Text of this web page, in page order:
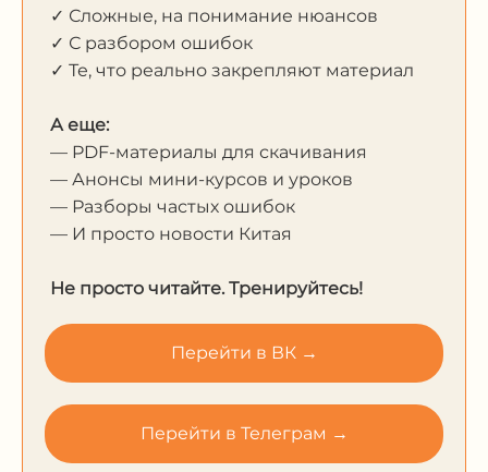
✓ Сложные, на понимание нюансов
✓ С разбором ошибок
✓ Те, что реально закрепляют материал
А еще:
— PDF-материалы для скачивания
— Анонсы мини-курсов и уроков
— Разборы частых ошибок
— И просто новости Китая
Не просто читайте. Тренируйтесь!
Перейти в ВК →
Перейти в Телеграм →